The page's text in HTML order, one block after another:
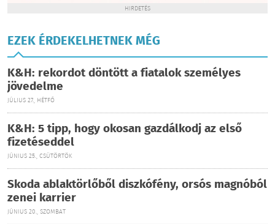
HIRDETÉS
EZEK ÉRDEKELHETNEK MÉG
K&H: rekordot döntött a fiatalok személyes
jövedelme
JÚLIUS 27., HÉTFŐ
K&H: 5 tipp, hogy okosan gazdálkodj az első
fizetéseddel
JÚNIUS 25., CSÜTÖRTÖK
Skoda ablaktörlőből diszkófény, orsós magnóból
zenei karrier
JÚNIUS 20., SZOMBAT